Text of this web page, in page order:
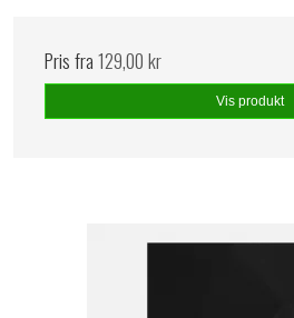
Pris fra129,00 kr
Vis produkt